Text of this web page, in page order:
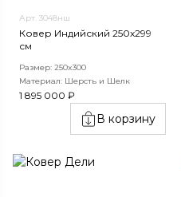
Арт. 3048нш
Ковер Индийский 250x299
см
Размер: 250x300
Материал: Шерсть и Шелк
1 895 000 ₽
В корзину